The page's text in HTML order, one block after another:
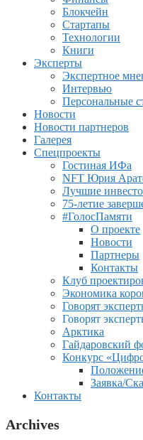
Блокчейн
Стартапы
Технологии
Книги
Эксперты
Экспертное
Интервью
Персональные
Новости
Новости партнеров
Галерея
Спецпроекты
Гостиная ИФа
NFT Юрия
Лучшие
75-летие
#ГолосПамяти
О проекте
Новости
Партнеры
Контакты
Клуб
Экономика
Говорят
Говорят
Арктика
Гайдаровский
Конкурс
Заявка/
Контакты
Archives